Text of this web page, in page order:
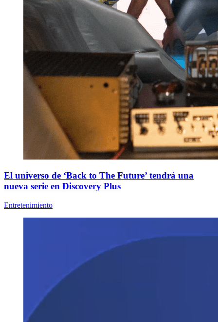
El universo de ‘Back to The Future’ tendrá una
nueva serie en Discovery Plus
Entretenimiento